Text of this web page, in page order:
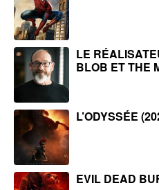
LE
BLOB ET THE
L’ODYSSÉE
EVIL DEAD